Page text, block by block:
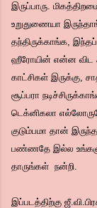
இருப்பாரு.
உறுதுணையா
தந்திருக்காங்க,
ஹீரோயின் என்ன விட
காட்சிகள் இருக்கு,
சூப்பரா
டெக்னிகலா
குடும்பமா தான்
பண்ணதே இல்ல
தாருங்கள் நன்றி.
இப்படத்திற்கு